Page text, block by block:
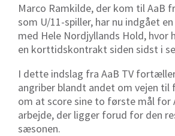
Marco Ramkilde, der kom til AaB
som U/11-spiller, har nu indgået
med Hele Nordjyllands Hold, hvor
en korttidskontrakt siden sidst i
I dette indslag fra AaB TV
angriber blandt andet om vejen
om at score sine to første mål for
arbejde, der ligger forud for den
sæsonen.